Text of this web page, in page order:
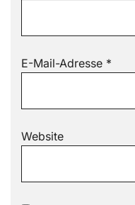
E-Mail-Adresse *
Website